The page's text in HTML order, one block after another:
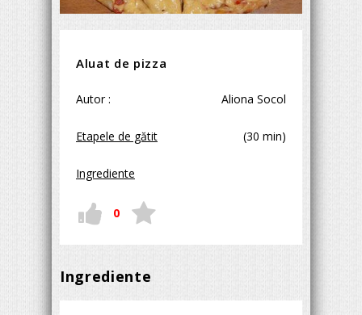
Aluat de pizza
Autor : Aliona Socol
Etapele de gătit (30 min)
Ingrediente
0
Ingrediente